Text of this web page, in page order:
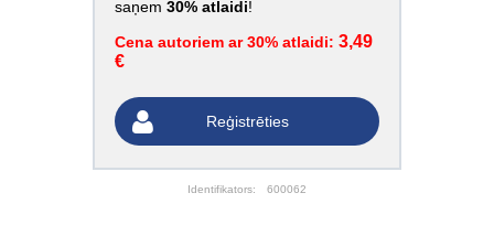
saņem 30% atlaidi!
Cena autoriem ar 30% atlaidi: 3,49
€
Reģistrēties
Identifikators: 600062